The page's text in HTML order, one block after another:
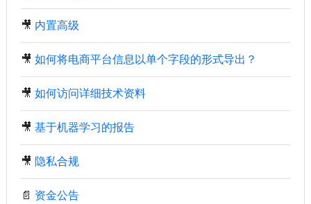
🎥 内置高级
🎥 如何将电商平台信息以单个字段的形式导出？
🎥 如何访问详细技术资料
🎥 基于机器学习的报告
🎥 隐私合规
📄 资金公告